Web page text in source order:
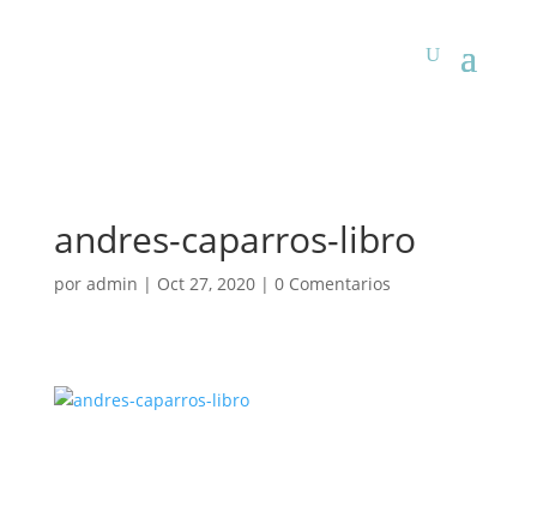
andres-caparros-libro
por admin | Oct 27, 2020| 0 Comentarios